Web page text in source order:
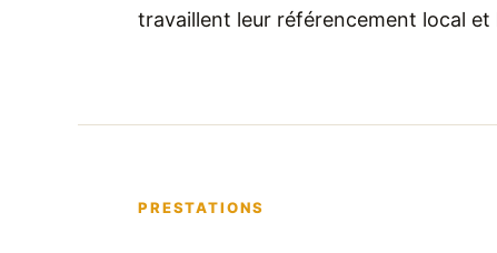
travaillent leur référencement local et
PRESTATIONS